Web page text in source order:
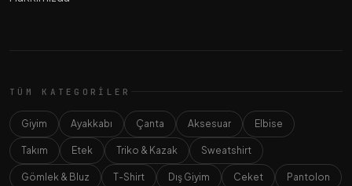
TÜM KATEGORILER
Giyim Ayakkabı Çanta Aksesuar Elbise
Takım Etek Triko & Kazak Sweatshirt
Gömlek & Bluz T-Shirt Dış Giyim Ceket Pantolon